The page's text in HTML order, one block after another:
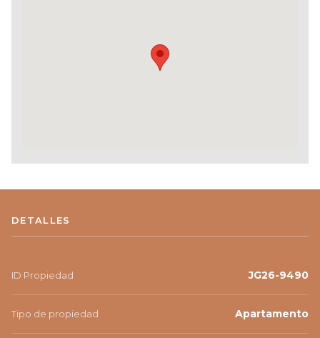
DETALLES
ID Propiedad JG26-9490
Tipo de propiedad Apartamento